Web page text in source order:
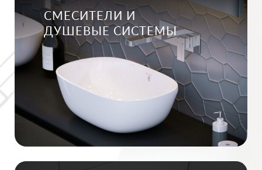
СМЕСИТЕЛИ И
ДУШЕВЫЕ СИСТЕМЫ